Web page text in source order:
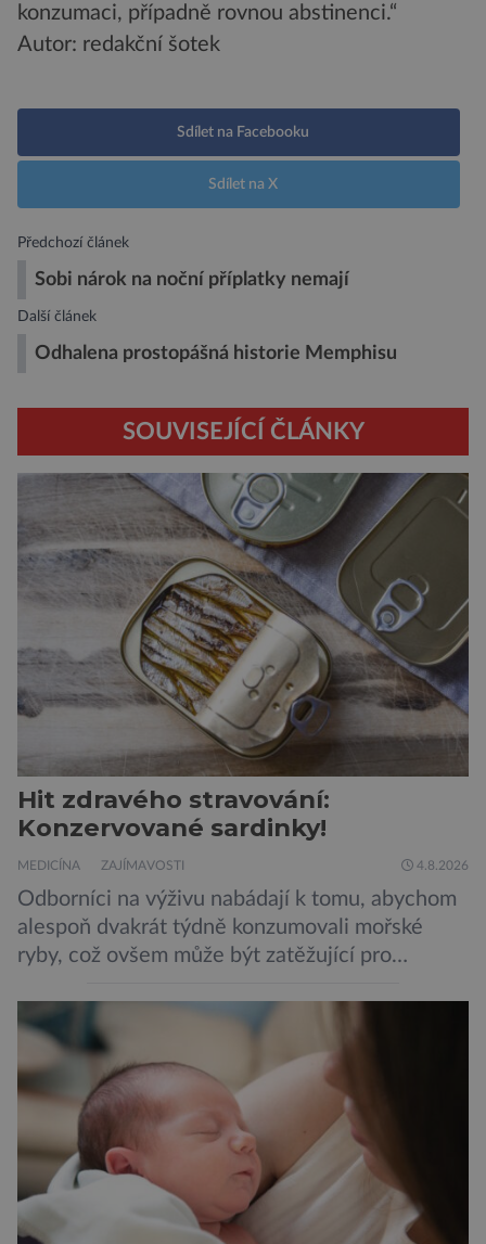
konzumaci, případně rovnou abstinenci.“
Autor: redakční šotek
Sdílet na Facebooku
Sdílet na X
Předchozí článek
Sobi nárok na noční příplatky nemají
Další článek
Odhalena prostopášná historie Memphisu
SOUVISEJÍCÍ ČLÁNKY
Hit zdravého stravování:
Konzervované sardinky!
MEDICÍNA ZAJÍMAVOSTI 4.8.2026
Odborníci na výživu nabádají k tomu, abychom
alespoň dvakrát týdně konzumovali mořské
ryby, což ovšem může být zatěžující pro
doporučení se nyní staly konzervované
sardinky, které si může dovolit opravdu každý
„Místo toho, aby poskytovaly izolované
mononutrienty, jsou rybí konzervy kompletní
potravinou,“ říká nutriční specialista Colin
Robertson a zdůrazňuje […]